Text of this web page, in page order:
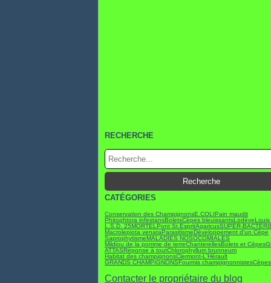
RECHERCHE
CATÉGORIES
Conservation des ChampignonsE.COLIPain maudit
Phitophtora infestansBoletsCèpes bleuissantsLodèveLouis
L.S.D. 25MORTEL Pont St.EspritAgaricusSUPER-
Macrolepiota venataParasitismeDéveloppement d'un Cèpe
SaprophytismeMALADIES NOSOCOMIALES
Mildiou de la pomme de terreChanterellesBolets et Cèpes
ATTASRéponse à toutChlorophyllum brunneum
Habitat des champignonsClermont-L'Hérault
GRANDS CHAMPIGNONSFourmis champignonnistes
Contacter le propriétaire du blog